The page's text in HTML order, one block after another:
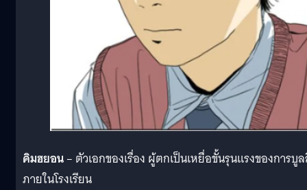
คิมฮยอน– ตัวเอกของเรื่อง ผู้ตกเป็นเหยื่อขั้นรุนแรงของการบู
ภายในโรงเรียน